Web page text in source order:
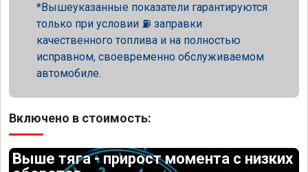
Вышеуказанные показатели гарантируются
только при условии ⛽ заправки
качественного топлива и на полностью
исправном, своевременно обслуживаемом
автомобиле.
Включено в стоимость:
Выше тяга - прирост момента с низких